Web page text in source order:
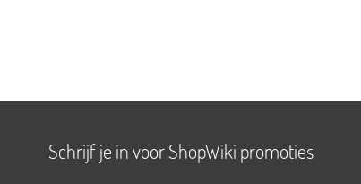
Schrijf je in voor ShopWiki promoties